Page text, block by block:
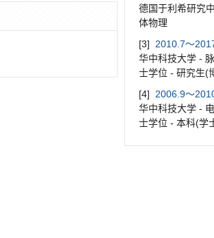
德国于利希研究
体物理
[3] 2010.7～
华中科技大学 -
士学位 - 研究生(
[4] 2006.9～
华中科技大学 -
士学位 - 本科(学